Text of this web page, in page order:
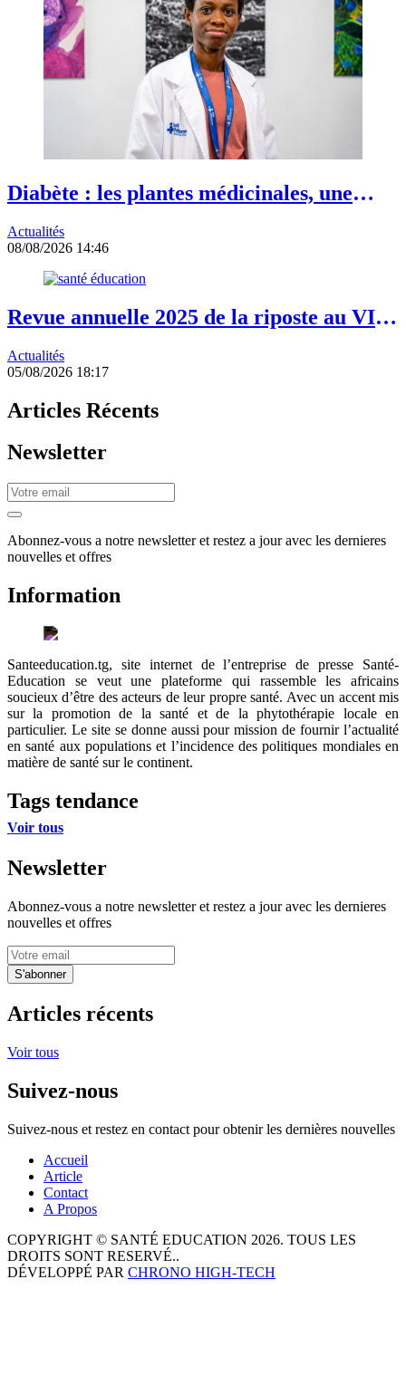
Diabète : les plantes médicinales, une
prudence
Actualités
08/08/2026 14:46
Revue annuelle 2025 de la riposte au VIH
des ressources
Actualités
05/08/2026 18:17
Articles Récents
Newsletter
Abonnez-vous a notre newsletter et restez a jour avec les dernieres
nouvelles et offres
Information
Santeeducation.tg, site internet de l’entreprise de presse Santé-
Education se veut une plateforme qui rassemble les africains
soucieux d’être des acteurs de leur propre santé. Avec un accent mis
sur la promotion de la santé et de la phytothérapie locale en
particulier. Le site se donne aussi pour mission de fournir l’actualité
en santé aux populations et l’incidence des politiques mondiales en
matière de santé sur le continent.
Tags tendance
Voir tous
Newsletter
Abonnez-vous a notre newsletter et restez a jour avec les dernieres
nouvelles et offres
S'abonner
Articles récents
Voir tous
Suivez-nous
Suivez-nous et restez en contact pour obtenir les dernières nouvelles
Accueil
Article
Contact
A Propos
COPYRIGHT © SANTÉ EDUCATION 2026. TOUS LES
DROITS SONT RESERVÉ..
DÉVELOPPÉ PAR CHRONO HIGH-TECH